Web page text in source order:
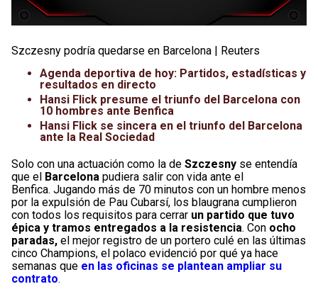
Szczesny podría quedarse en Barcelona | Reuters
Agenda deportiva de hoy: Partidos, estadísticas y
resultados en directo
Hansi Flick presume el triunfo del Barcelona con
10 hombres ante Benfica
Hansi Flick se sincera en el triunfo del Barcelona
ante la Real Sociedad
Solo con una actuación como la de Szczesny se entendía
que el Barcelona pudiera salir con vida ante el
Benfica. Jugando más de 70 minutos con un hombre menos
por la expulsión de Pau Cubarsí, los blaugrana cumplieron
con todos los requisitos para cerrar un partido que tuvo
épica y tramos entregados a la resistencia. Con ocho
paradas, el mejor registro de un portero culé en las últimas
cinco Champions, el polaco evidenció por qué ya hace
semanas que en las oficinas se plantean ampliar su
contrato.